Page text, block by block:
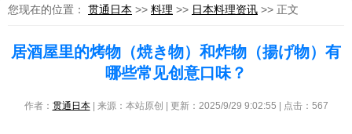
您现在的位置： 贯通日本 >> 料理 >> 日本料理资讯 >> 正文
居酒屋里的烤物（焼き物）和炸物（揚げ物）有
哪些常见创意口味？
作者： 贯通日本| 来源：本站原创 | 更新：2025/9/29 9:02:55 | 点击： 567